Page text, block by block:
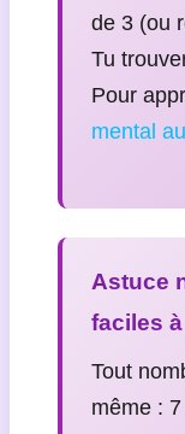
de 3 (ou
Tu
Pour
mental
Astuce
faciles
Tout
même :